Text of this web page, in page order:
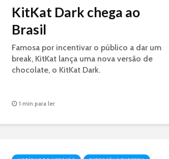
KitKat Dark chega ao
Brasil
Famosa por incentivar o público a dar um
break, KitKat lança uma nova versão de
chocolate, o KitKat Dark.
1 min para ler